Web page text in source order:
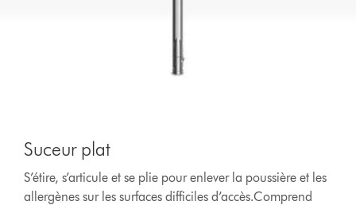
Suceur plat
S’étire, s’articule et se plie pour enlever la poussière et les
allergènes sur les surfaces difficiles d’accès.Comprend